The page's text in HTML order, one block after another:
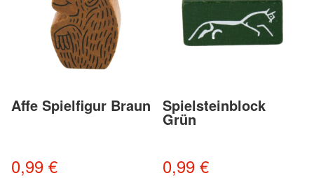
Affe Spielfigur Braun
0,99 €
Spielsteinblock
Grün
0,99€